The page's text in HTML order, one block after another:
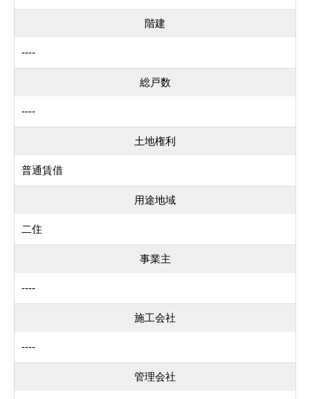
階建
----
総戸数
----
土地権利
普通賃借
用途地域
二住
事業主
----
施工会社
----
管理会社